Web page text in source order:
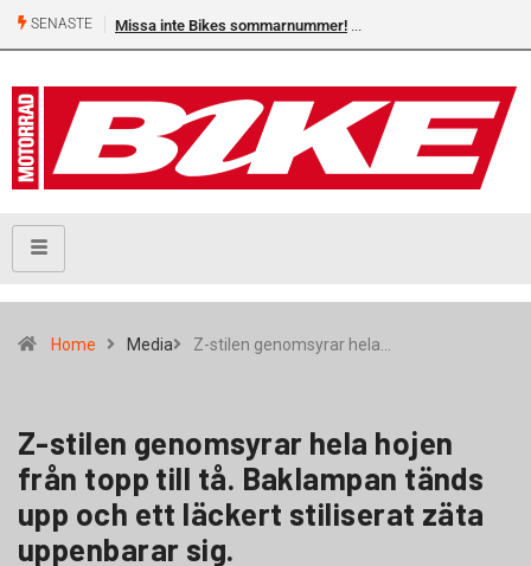
SENASTE Missa inte Bikes sommarnummer!
Home Media Z-stilen genomsyrar hela…
Z-stilen genomsyrar hela hojen
från topp till tå. Baklampan tänds
upp och ett läckert stiliserat zäta
uppenbarar sig.